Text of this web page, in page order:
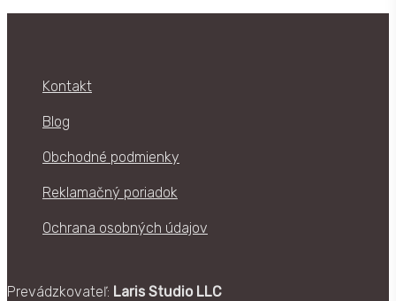
vybrať
Kontakt
Blog
Obchodné podmienky
Reklamačný poriadok
Ochrana osobných údajov
Prevádzkovateľ: Laris Studio LLC